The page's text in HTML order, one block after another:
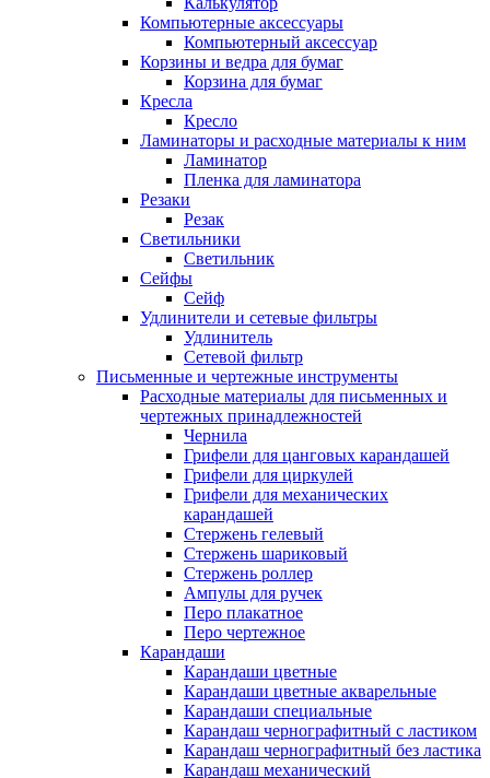
Компьютерные аксессуары
Компьютерный аксессуар
Корзины и ведра для бумаг
Корзина для бумаг
Кресла
Кресло
Ламинаторы и расходные материалы к ним
Ламинатор
Пленка для ламинатора
Резаки
Резак
Светильники
Светильник
Сейфы
Сейф
Удлинители и сетевые фильтры
Удлинитель
Сетевой фильтр
Письменные и чертежные инструменты
Расходные материалы для письменных и
чертежных принадлежностей
Чернила
Грифели для цанговых карандашей
Грифели для циркулей
Грифели для механических
карандашей
Стержень гелевый
Стержень шариковый
Стержень роллер
Ампулы для ручек
Перо плакатное
Перо чертежное
Карандаши
Карандаши цветные
Карандаши цветные акварельные
Карандаши специальные
Карандаш чернографитный с ластиком
Карандаш чернографитный без ластика
Карандаш механический